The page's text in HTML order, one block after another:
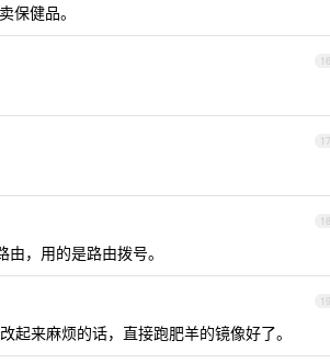
保健品。
16
17
18
，用的是路由拨号。
19
来麻烦的话，直接跑肥羊的镜像好了。